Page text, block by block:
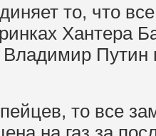
то, что
Хантера
Владимир Путин
то все